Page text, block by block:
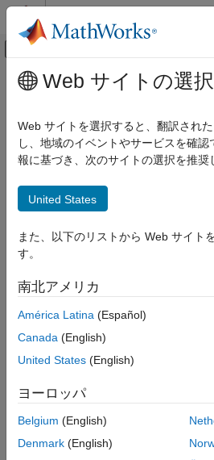
コンテンツへスキップ
オフキャンバス ナ
リソース
ステータス
メインコンテンツ
Web サイトの選択
Web サイトを選択すると、翻訳され
し、地域のイベントやサービスを確
報に基づき、次のサイトの選択を推奨
United States
また、以下のリストから Web サイト
す。
南北アメリカ
América Latina (Español)
Canada (English)
United States (English)
ヨーロッパ
Belgium (English)
Denmark (English)
トラストセンター
プライ
違法コピー防止
アプリケーショ